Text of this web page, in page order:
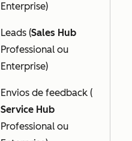
Enterprise)
Leads (Sales Hub
Professional ou
Enterprise)
Envios de feedback (
Service Hub
Professional ou